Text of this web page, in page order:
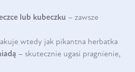
lub kubeczku – zawsze
wtedy jak pikantna herbatka
– skutecznie ugasi pragnienie,